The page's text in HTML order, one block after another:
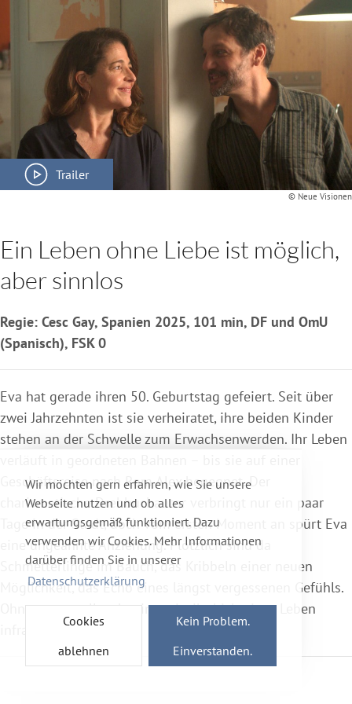
Wir möchten gern erfahren, wie Sie unsere
Webseite nutzen und ob alles
erwartungsgemäß funktioniert. Dazu
verwenden wir Cookies. Mehr Informationen
darüber finden Sie in unserer
Datenschutzerklärung
Cookies
ablehnen
Kein Problem.
Einverstanden.
Trailer
© Neue Visionen
Ein Leben ohne Liebe ist möglich,
aber sinnlos
Regie: Cesc Gay, Spanien 2025, 101 min, DF und OmU
(Spanisch), FSK 0
Eva hat gerade ihren 50. Geburtstag gefeiert. Seit über
zwei Jahrzehnten ist sie verheiratet, ihre beiden Kinder
stehen an der Schwelle zum Erwachsenwerden. Ihr Leben
Geschäftsreise nach Rom Alex begegnet. Der
charismatische Drehbuchautor verbringt nur ein paar
Tage in der Stadt, doch vom ersten Moment an spürt Eva
eine ungeahnte Anziehung. Plötzlich sind da
Schmetterlinge im Bauch, das Kribbeln einer neuen
Möglichkeit, das Echo eines längst vergessenen Gefühls.
Ohne es zu wollen, beginnt sie, ihr bisheriges Leben
infrage zu stellen.